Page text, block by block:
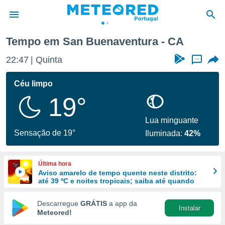
da
foi
fornecidas
a este
das
e
forma
digital
Tempo em San Buenaventura - CA
22:47 Quinta ...
Céu limpo
19°
Sensação de 19°
Lua minguante
Iluminada:42%
Última hora
Aviso amarelo de tempo quente neste distrito:
até 39 ºC e noites tropicais; saiba até quando
Descarregue GRÁTIS a app da
Meteored!
Instalar